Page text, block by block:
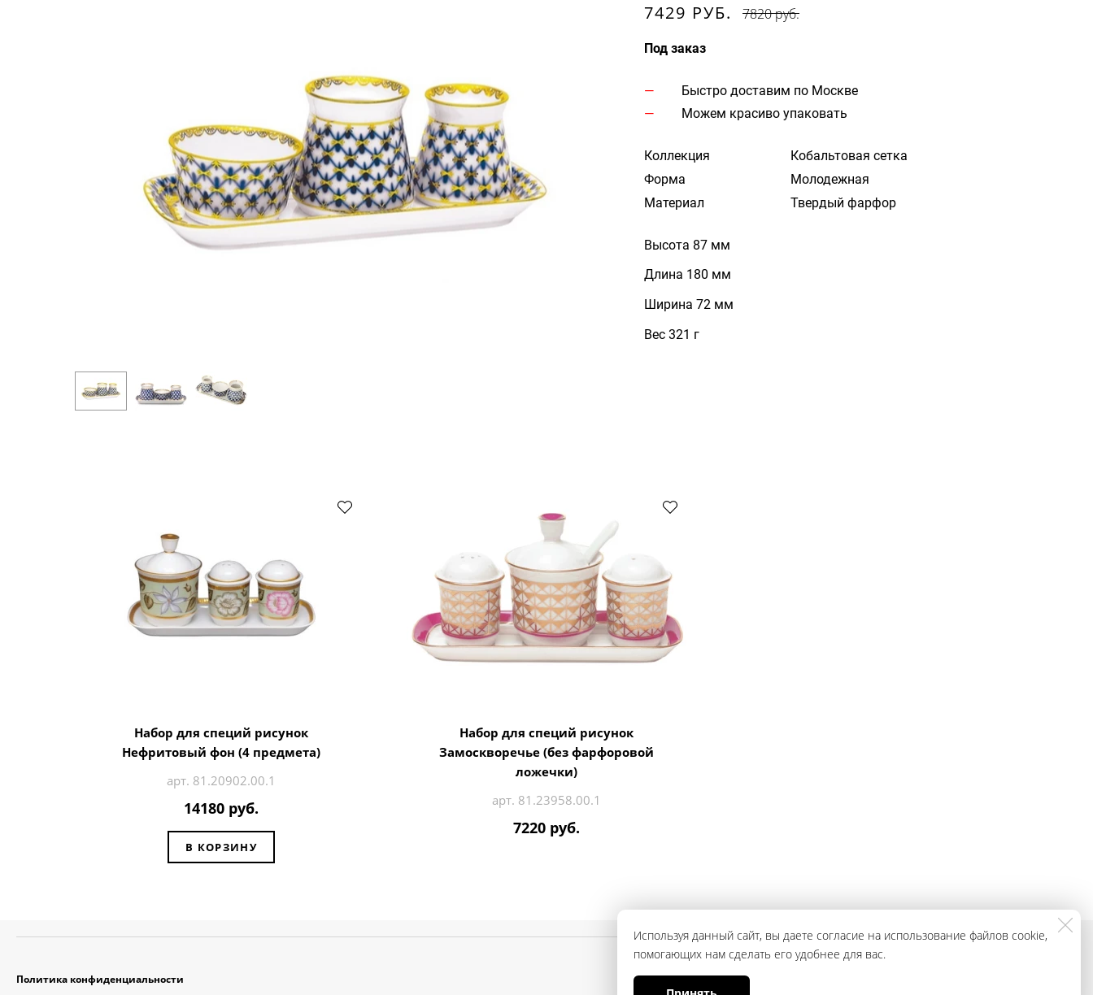
7429 РУБ. 7820 руб.
Под заказ
Быстро доставим по Москве
Можем красиво упаковать
Коллекция
Кобальтовая сетка
Форма
Молодежная
Материал
Твердый фарфор
Высота 87 мм
Длина 180 мм
Ширина 72 мм
Вес 321 г
Набор для специй рисунок
Нефритовый фон (4 предмета)
арт. 81.20902.00.1
14180 руб.
В КОРЗИНУ
Набор для специй рисунок
Замоскворечье (без фарфоровой
ложечки)
арт. 81.23958.00.1
7220 руб.
Используя данный сайт, вы даете согласие на использование файлов cookie,
помогающих нам сделать его удобнее для вас.
Политика конфиденциальности